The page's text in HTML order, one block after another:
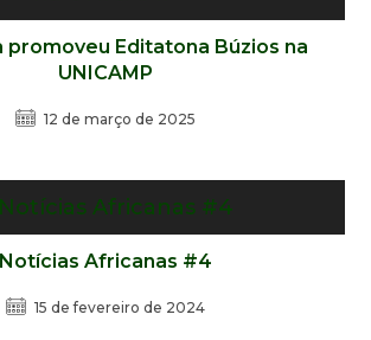
Editatona Búzios na
UNICAMP
12 de março de 2025
Notícias Africanas #4
15 de fevereiro de 2024